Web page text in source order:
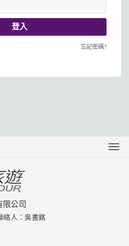
登入
忘記密碼?
限公司
絡人：吳書銘